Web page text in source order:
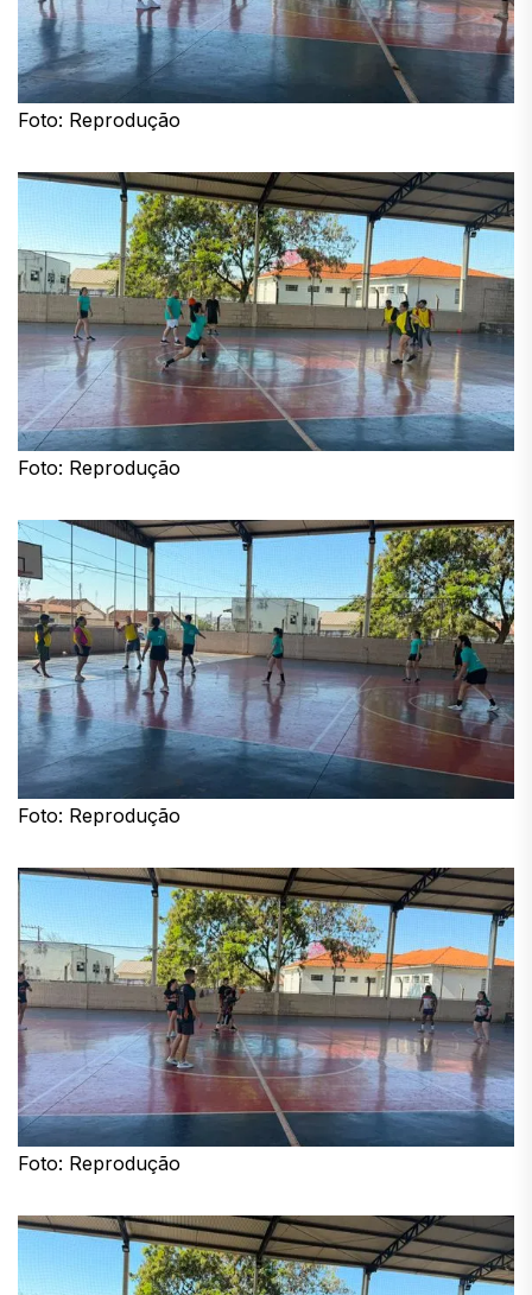
Foto: Reprodução
Foto: Reprodução
Foto: Reprodução
Foto: Reprodução